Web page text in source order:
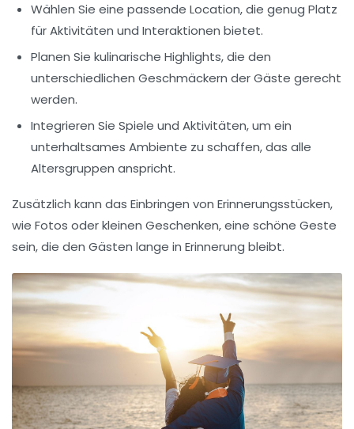
Wählen Sie eine passende Location, die genug Platz
für Aktivitäten und Interaktionen bietet.
Planen Sie kulinarische Highlights, die den
unterschiedlichen Geschmäckern der Gäste gerecht
werden.
Integrieren Sie Spiele und Aktivitäten, um ein
unterhaltsames Ambiente zu schaffen, das alle
Altersgruppen anspricht.
Zusätzlich kann das Einbringen von Erinnerungsstücken,
wie Fotos oder kleinen Geschenken, eine schöne Geste
sein, die den Gästen lange in Erinnerung bleibt.